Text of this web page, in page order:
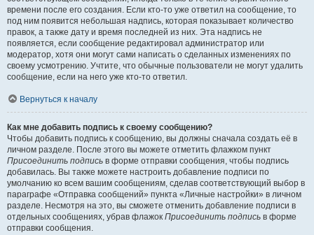
времени после его создания. Если кто-то уже ответил на сообщение, то
под ним появится небольшая надпись, которая показывает количество
правок, а также дату и время последней из них. Эта надпись не
появляется, если сообщение редактировал администратор или
модератор, хотя они могут сами написать о сделанных изменениях по
своему усмотрению. Учтите, что обычные пользователи не могут удалить
сообщение, если на него уже кто-то ответил.
Вернуться к началу
Как мне добавить подпись к своему сообщению?
Чтобы добавить подпись к сообщению, вы должны сначала создать её в
личном разделе. После этого вы можете отметить флажком пункт
Присоединить подпись в форме отправки сообщения, чтобы подпись
добавилась. Вы также можете настроить добавление подписи по
умолчанию ко всем вашим сообщениям, сделав соответствующий выбор в
параграфе «Отправка сообщений» пункта «Личные настройки» в личном
разделе. Несмотря на это, вы сможете отменить добавление подписи в
отдельных сообщениях, убрав флажок Присоединить подпись в форме
отправки сообщения.